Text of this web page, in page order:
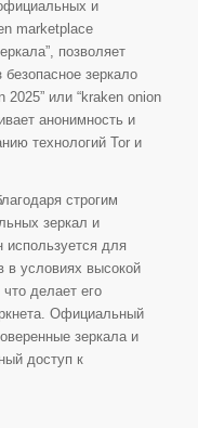
и
marketplace
позволяет
зеркало
или “kraken onion
анонимность и
технологий Tor и
строгим
зеркал и
для
в условиях высокой
делает его
Официальный
зеркала и
доступ к